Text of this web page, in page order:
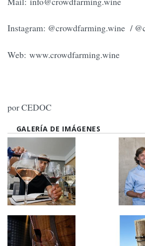
Instagram: @crowdfarming.wine /
Web: www.crowdfarming.wine
por CEDOC
GALERÍA DE IMÁGENES